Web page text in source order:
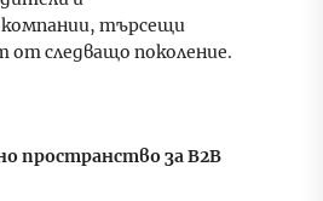
търсещи
от следващо поколение.
пространство за B2B